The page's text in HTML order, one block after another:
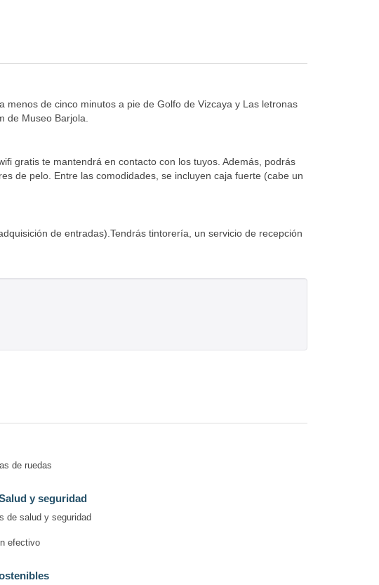
de cinco minutos a pie de Golfo de Vizcaya y Las letronas
de Museo Barjola.
gratis te mantendrá en contacto con los tuyos. Además, podrás
de pelo. Entre las comodidades, se incluyen caja fuerte (cabe un
de entradas).Tendrás tintorería, un servicio de recepción
de ruedas
y seguridad
de salud y seguridad
efectivo